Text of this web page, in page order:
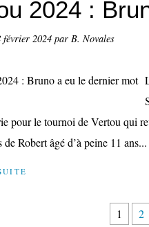
2024 :
février 2024 par B. Novales
pour le tournoi de Vertou qui
Robert âgé d’à peine 11 ans...
1 2